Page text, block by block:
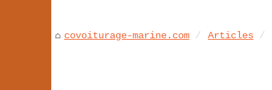
covoiturage-marine.com Articles